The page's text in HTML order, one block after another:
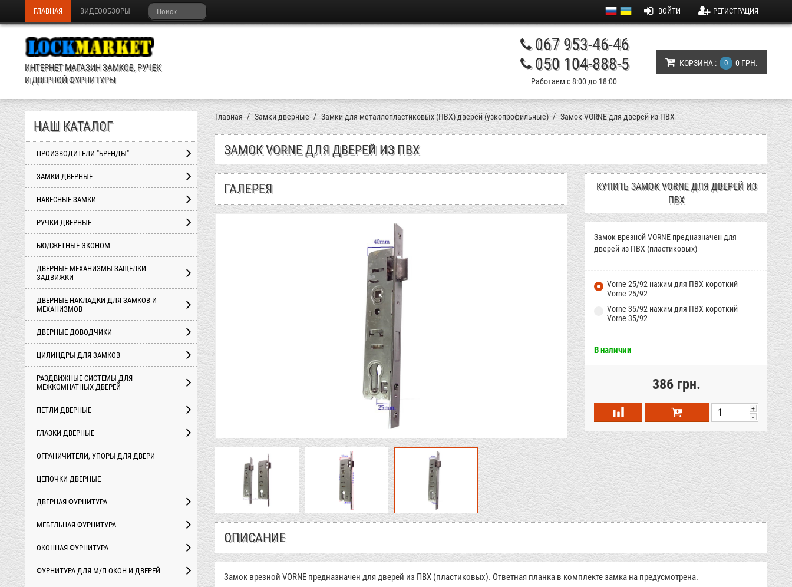
ИНТЕРНЕТ МАГАЗИН ЗАМКОВ, РУЧЕК
И ДВЕРНОЙ ФУРНИТУРЫ
067 953-46-46
050 104-888-5
Работаем с 8:00 до 18:00
КОРЗИНА : 0 0 ГРН.
НАШ КАТАЛОГ
ПРОИЗВОДИТЕЛИ "БРЕНДЫ"
ЗАМКИ ДВЕРНЫЕ
НАВЕСНЫЕ ЗАМКИ
РУЧКИ ДВЕРНЫЕ
БЮДЖЕТНЫЕ-ЭКОНОМ
ДВЕРНЫЕ МЕХАНИЗМЫ-ЗАЩЕЛКИ-
ЗАДВИЖКИ
ДВЕРНЫЕ НАКЛАДКИ ДЛЯ ЗАМКОВ И
МЕХАНИЗМОВ
ДВЕРНЫЕ ДОВОДЧИКИ
ЦИЛИНДРЫ ДЛЯ ЗАМКОВ
РАЗДВИЖНЫЕ СИСТЕМЫ ДЛЯ
МЕЖКОМНАТНЫХ ДВЕРЕЙ
ПЕТЛИ ДВЕРНЫЕ
ГЛАЗКИ ДВЕРНЫЕ
ОГРАНИЧИТЕЛИ, УПОРЫ ДЛЯ ДВЕРИ
ЦЕПОЧКИ ДВЕРНЫЕ
ДВЕРНАЯ ФУРНИТУРА
МЕБЕЛЬНАЯ ФУРНИТУРА
ОКОННАЯ ФУРНИТУРА
ФУРНИТУРА ДЛЯ М/П ОКОН И ДВЕРЕЙ
Главная Замки дверные Замки для металлопластиковых (ПВХ) дверей (узкопрофильные) Замок VORNE для дверей из ПВХ
ЗАМОК VORNE ДЛЯ ДВЕРЕЙ ИЗ ПВХ
ГАЛЕРЕЯ
КУПИТЬ ЗАМОК VORNE ДЛЯ ДВЕРЕЙ ИЗ
ПВХ
Замок врезной VORNE предназначен для
дверей из ПВХ (пластиковых)
Vorne 25/92 нажим для ПВХ короткий
Vorne 25/92
Vorne 35/92 нажим для ПВХ короткий
Vorne 35/92
В наличии
386 грн.
-
+
ОПИСАНИЕ
Замок врезной VORNE предназначен для дверей из ПВХ (пластиковых). Ответная планка в комплекте замка на предусмотрена.
ГЛАВНАЯ ВИДЕООБЗОРЫ ВОЙТИ РЕГИСТРАЦИЯ